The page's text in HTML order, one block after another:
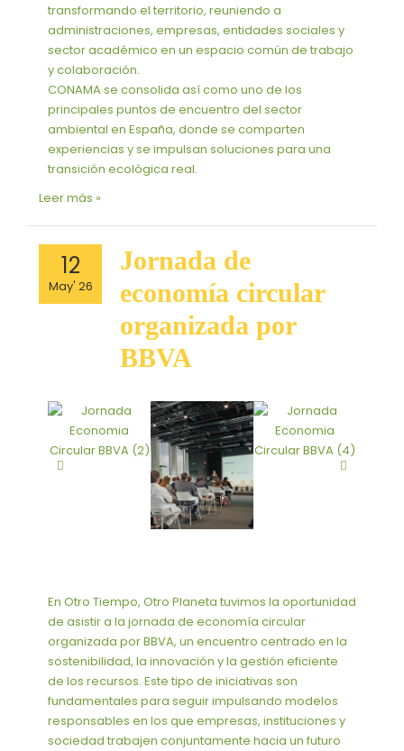
transformando el territorio, reuniendo a
administraciones, empresas, entidades sociales y
sector académico en un espacio común de trabajo
y colaboración.
CONAMA se consolida así como uno de los
principales puntos de encuentro del sector
ambiental en España, donde se comparten
experiencias y se impulsan soluciones para una
transición ecológica real.
Leer más »
Jornada de
economía circular
organizada por
BBVA
12
May' 26
En Otro Tiempo, Otro Planeta tuvimos la oportunidad
de asistir a la jornada de economía circular
organizada por BBVA, un encuentro centrado en la
sostenibilidad, la innovación y la gestión eficiente
de los recursos. Este tipo de iniciativas son
fundamentales para seguir impulsando modelos
responsables en los que empresas, instituciones y
sociedad trabajen conjuntamente hacia un futuro
Jornada
economía